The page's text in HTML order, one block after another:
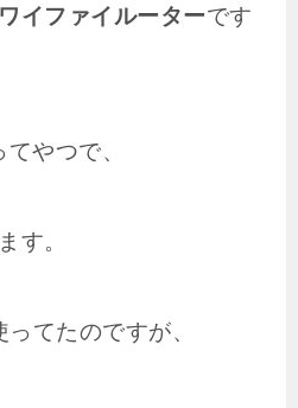
ワイファイルーターです
てやつで、
す。
ってたのですが、